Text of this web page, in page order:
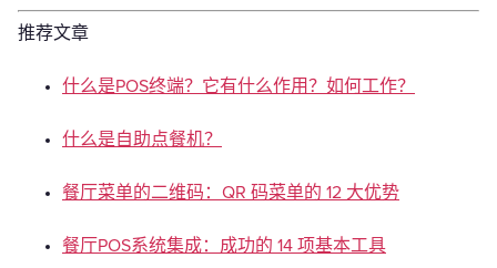
推荐文章
什么是POS终端？它有什么作用？如何工作？
什么是自助点餐机？
餐厅菜单的二维码：QR 码菜单的 12 大优势
餐厅POS系统集成：成功的 14 项基本工具